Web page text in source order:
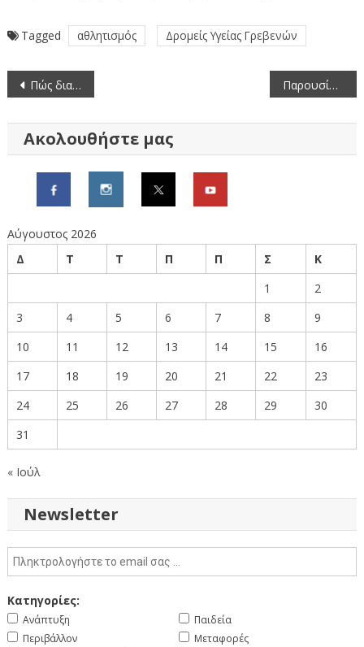
Tagged αθλητισμός Δρομείς Υγείας Γρεβενών
Πλοήγηση
Πώς διαμορφώνονται οι μέσες τιμές νωπών ψαριών (26/01/2024 – 1/02/2024) Παρουσία στην κοπή πίτας των Γρεβενιωτών Θεσσαλονίκης
Ακολουθήστε μας
Αύγουστος 2026
Δ
Τ Τ Π Π Σ
Κ
1
2
3
4 5 6 7 8
9
10
11 12 13 14 15
16
17
18 19 20 21 22
23
24
25 26 27 28 29
30
31
« Ιούλ
Newsletter
Κατηγορίες:
Ανάπτυξη
Περιβάλλον
Παιδεία
Μεταφορές